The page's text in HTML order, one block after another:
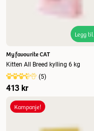
Legg til
My favourite CAT
Kitten All Breed kylling 6 kg
(5)
413 kr
Kampanje!